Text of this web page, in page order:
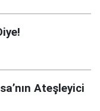
Ateşleyici